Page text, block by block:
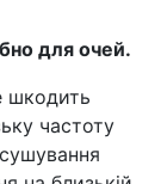
для очей.
шкодить
частоту